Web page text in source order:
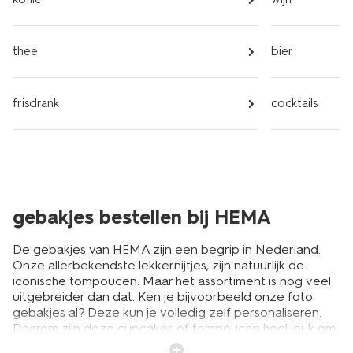
thee
frisdrank
bier
cocktails
gebakjes bestellen bij HEMA
De gebakjes van HEMA zijn een begrip in Nederland.
Onze allerbekendste lekkernijtjes, zijn natuurlijk de
iconische tompoucen. Maar het assortiment is nog veel
uitgebreider dan dat. Ken je bijvoorbeeld onze foto
gebakjes al? Deze kun je volledig zelf personaliseren.
Daarom zijn deze cupcakes of tompoucen heel leuk om
uit te delen op een verjaardag of als